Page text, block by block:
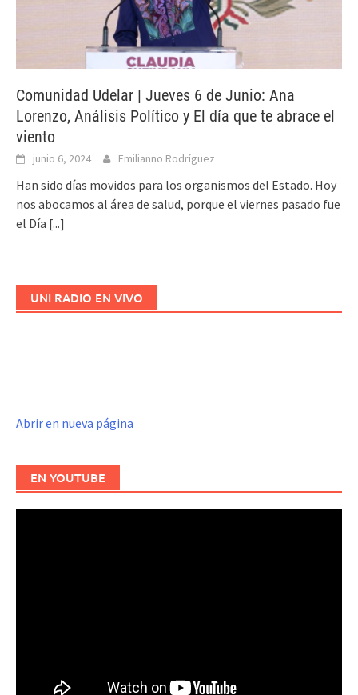
Comunidad Udelar | Jueves 6 de Junio: Ana
Lorenzo, Análisis Político y El día que te abrace el
viento
junio 6, 2024 Emilianno Rodríguez
Han sido días movidos para los organismos del Estado. Hoy
nos abocamos al área de salud, porque el viernes pasado fue
el Día [...]
UNI RADIO EN VIVO
Abrir en nueva página
EN YOUTUBE